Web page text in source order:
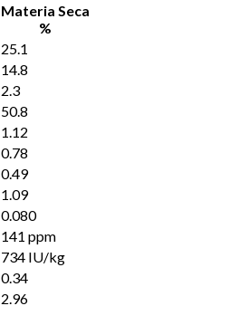
Materia Seca
%
25.1
14.8
2.3
50.8
1.12
0.78
0.49
1.09
0.080
141 ppm
734 IU/kg
0.34
2.96